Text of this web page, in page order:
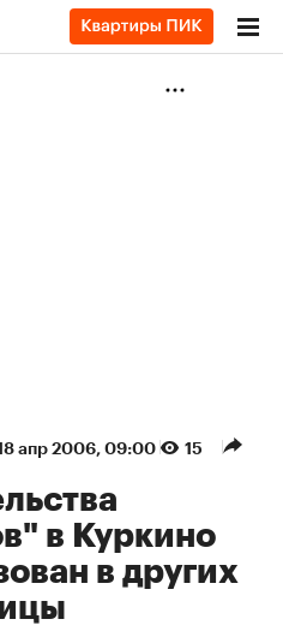
апр 2006, 09:00 15
в Куркино
в других